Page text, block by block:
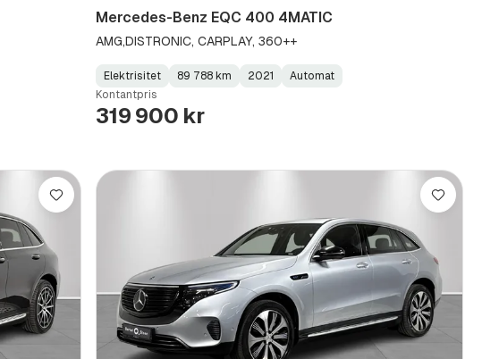
Mercedes-Benz EQC 400 4MATIC
AMG,DISTRONIC, CARPLAY, 360++
Fuel
Type:
Elektrisitet
Kilometerstand :
89 788 km
Model
Year:
2021
Gearbox
Type:
Automat
Kontantpris
319 900 kr
Lagre Lagre